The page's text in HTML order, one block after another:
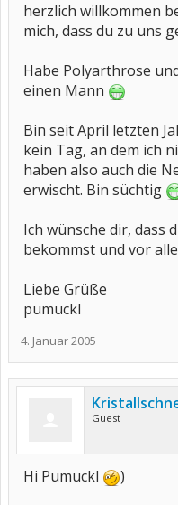
herzlich willkommen
mich, dass du zu uns
Habe Polyarthrose
einen Mann
Bin seit April letzten
kein Tag, an dem ich
haben also auch die
erwischt. Bin süchtig
Ich wünsche dir, dass
bekommst und vor
Liebe Grüße
pumuckl
4. Januar 2005
Guest
Hi Pumuckl
)